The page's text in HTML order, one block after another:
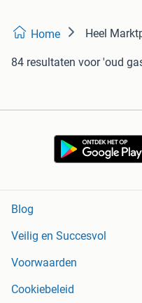
Home Heel
84 resultaten voor 'oud
Blog
Veilig en Succesvol
Voorwaarden
Cookiebeleid